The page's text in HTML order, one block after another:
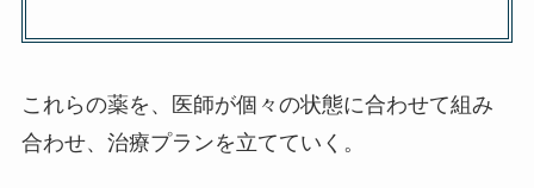
これらの薬を、医師が個々の状態に合わせて組み
合わせ、治療プランを立てていく。